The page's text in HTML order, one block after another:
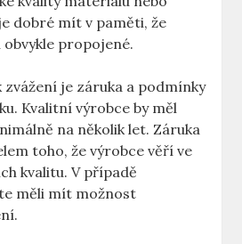
dobré mít v paměti, že
obvykle propojené.
je záruka a podmínky
Kvalitní výrobce by měl
na několik let. Záruka
toho, že výrobce věří ve
kvalitu. V případě
měli mít možnost